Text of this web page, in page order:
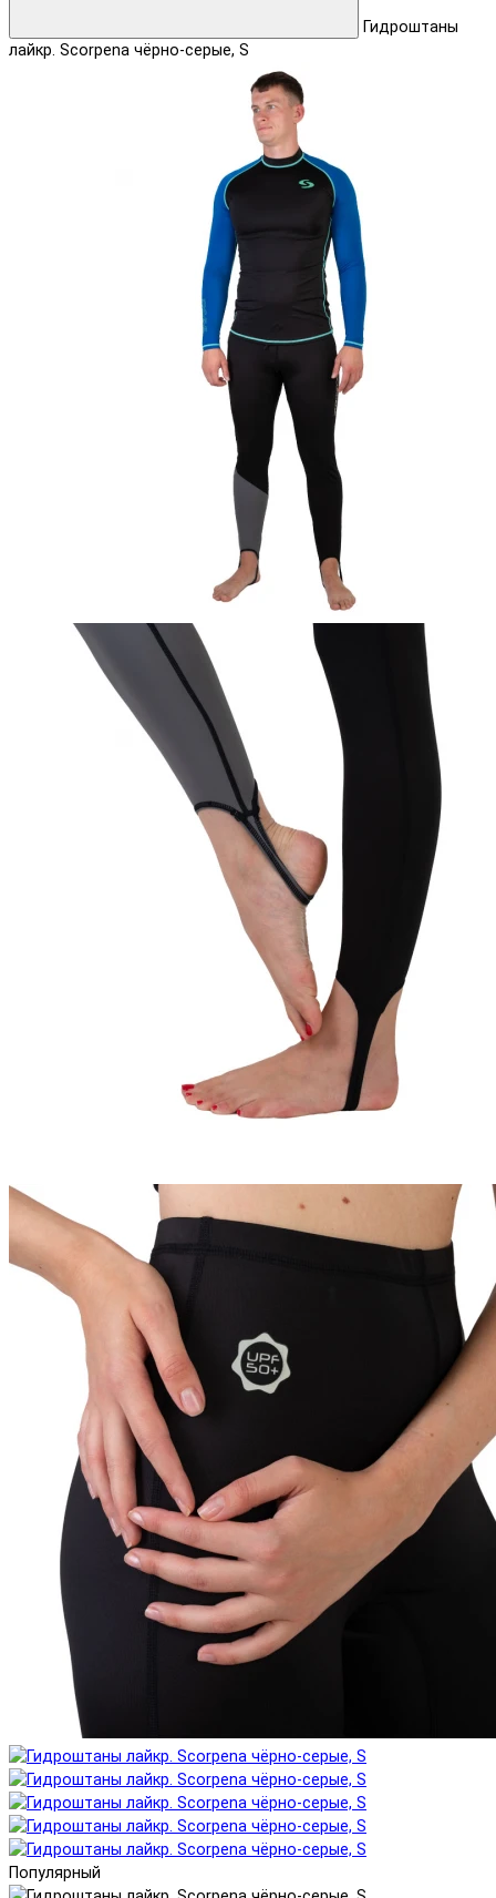
Гидроштаны
лайкр. Scorpena чёрно-серые, S
Популярный